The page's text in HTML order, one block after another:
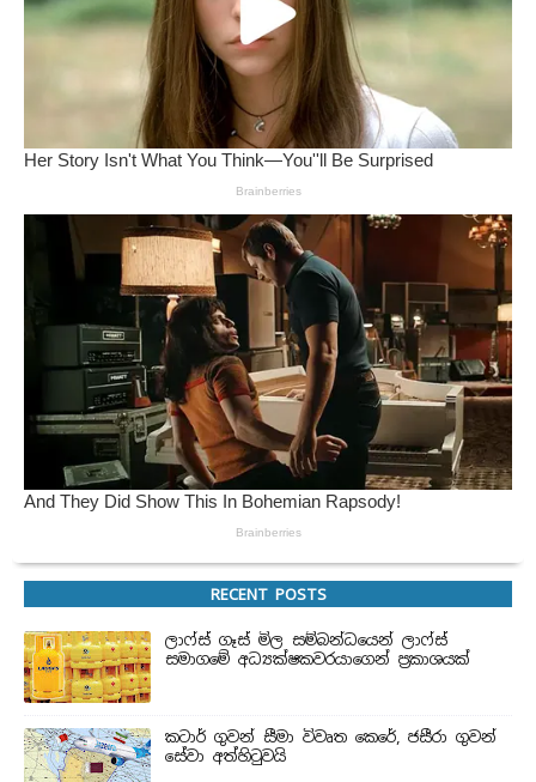
RECENT POSTS
ලාෆ්ස් ගෑස් මිල සම්බන්ධයෙන් ලාෆ්ස්
සමාගමේ අධ්‍යක්ෂකවරයාගෙන් ප්‍රකාශයක්
කටාර් ගුවන් සීමා විවෘත කෙරේ, ජසීරා ගුවන්
සේවා අත්හි‍ටුවයි